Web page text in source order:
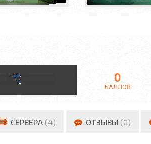
0
БАЛЛОВ
СЕРВЕРА (4) ОТЗЫВЫ (0)